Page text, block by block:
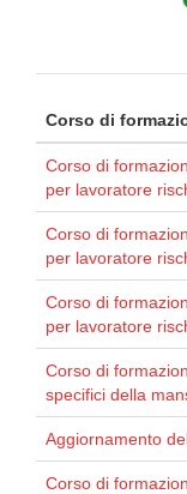
Corso di
Corso di
per lavoratore
Corso di
per lavoratore
Corso di
per lavoratore
Corso di
specifici della
Aggiornamento
Corso di